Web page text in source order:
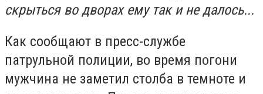
скрыться во дворах ему так и не далось...
Как сообщают в пресс-службе
патрульной полиции, во время погони
мужчина не заметил столба в темноте и